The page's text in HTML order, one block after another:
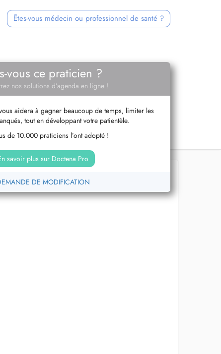
Êtes-vous médecin ou professionnel de santé ?
vous ce praticien ?
nos solutions d’agenda en ligne !
aidera à gagner beaucoup de temps, limiter les
tout en développant votre patientèle.
de 10.000 praticiens l’ont adopté !
savoir plus sur Doctena Pro
DE MODIFICATION